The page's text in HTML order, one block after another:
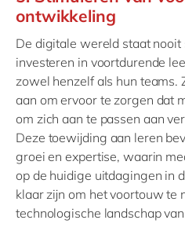
ontwikkeling
De digitale wereld staat
investeren in voortdurende
zowel henzelf als hun teams.
aan om ervoor te zorgen dat
om zich aan te passen aan
Deze toewijding aan leren
groei en expertise, waarin
op de huidige uitdagingen in
klaar zijn om het voortouw te
technologische landschap